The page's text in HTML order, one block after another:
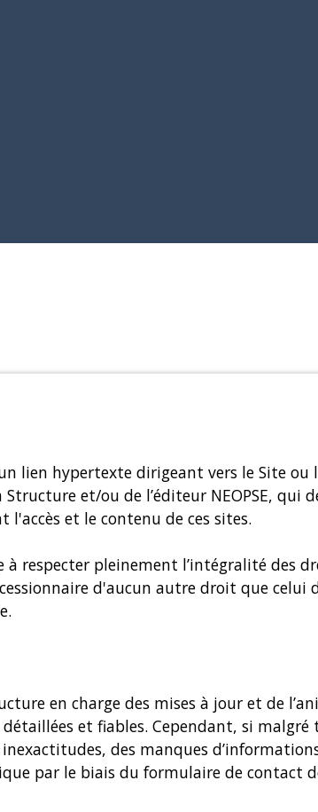
lien hypertexte dirigeant vers le Site
Structure et/ou de l’éditeur NEOPSE,
l'accès et le contenu de ces sites.
à respecter pleinement l’intégralité des
d'aucun autre droit que
en charge des mises à jour et de
et fiables. Cependant, si
des manques
par le biais du formulaire de contact